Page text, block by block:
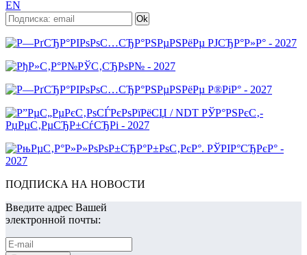
EN
ПОДПИСКА НА НОВОСТИ
Введите адрес Вашей
электронной почты: